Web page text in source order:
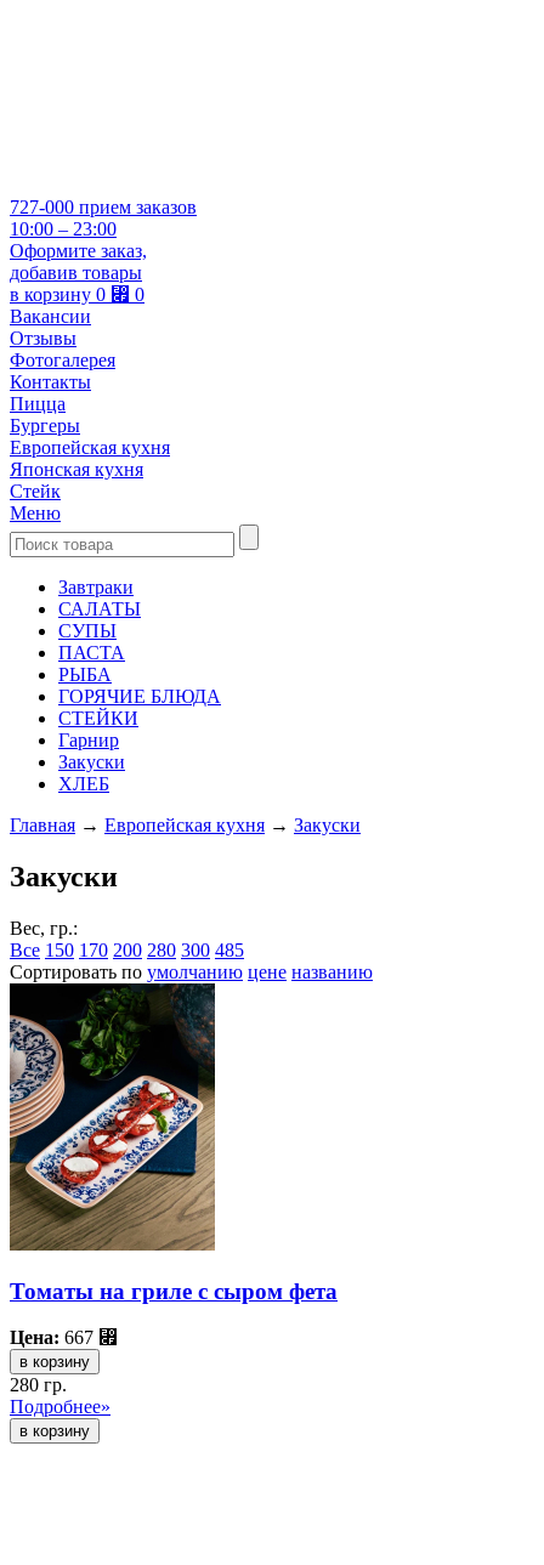
727-000 прием заказов
10:00 – 23:00
Оформите заказ,
добавив товары
в корзину 0 ⃏ 0
Вакансии
Отзывы
Фотогалерея
Контакты
Пицца
Бургеры
Европейская кухня
Японская кухня
Стейк
Меню
Завтраки
САЛАТЫ
СУПЫ
ПАСТА
РЫБА
ГОРЯЧИЕ БЛЮДА
СТЕЙКИ
Гарнир
Закуски
ХЛЕБ
Главная → Европейская кухня → Закуски
Закуски
Вес, гр.:
Все 150 170 200 280 300 485
Сортировать по умолчанию цене названию
Томаты на гриле с сыром фета
Цена: 667 ⃏
в корзину
280 гр.
Подробнее»